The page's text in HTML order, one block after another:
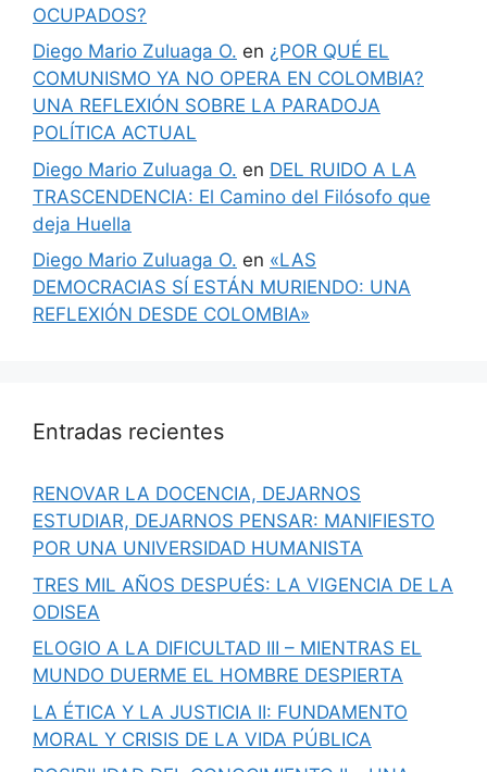
OCUPADOS?
Diego Mario Zuluaga O. en ¿POR QUÉ EL
COMUNISMO YA NO OPERA EN COLOMBIA?
UNA REFLEXIÓN SOBRE LA PARADOJA
POLÍTICA ACTUAL
Diego Mario Zuluaga O. en DEL RUIDO A LA
TRASCENDENCIA: El Camino del Filósofo que
deja Huella
Diego Mario Zuluaga O. en «LAS
DEMOCRACIAS SÍ ESTÁN MURIENDO: UNA
REFLEXIÓN DESDE COLOMBIA»
Entradas recientes
RENOVAR LA DOCENCIA, DEJARNOS
ESTUDIAR, DEJARNOS PENSAR: MANIFIESTO
POR UNA UNIVERSIDAD HUMANISTA
TRES MIL AÑOS DESPUÉS: LA VIGENCIA DE LA
ODISEA
ELOGIO A LA DIFICULTAD III – MIENTRAS EL
MUNDO DUERME EL HOMBRE DESPIERTA
LA ÉTICA Y LA JUSTICIA II: FUNDAMENTO
MORAL Y CRISIS DE LA VIDA PÚBLICA